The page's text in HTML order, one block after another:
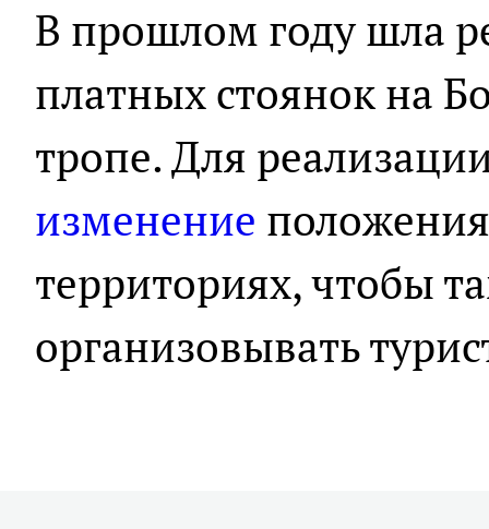
В прошлом году шла
платных стоянок на
тропе. Для
изменение
территориях, чтобы
организовывать